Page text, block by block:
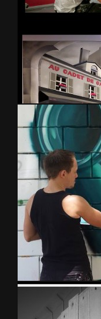
Salon de coiffure.